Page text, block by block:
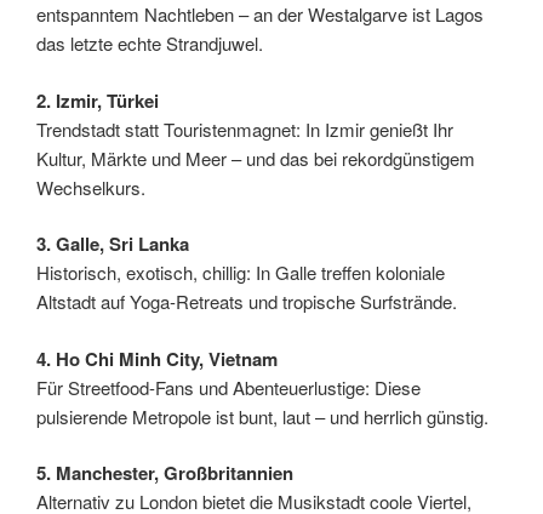
entspanntem Nachtleben – an der Westalgarve ist Lagos
das letzte echte Strandjuwel.
2. Izmir, Türkei
Trendstadt statt Touristenmagnet: In Izmir genießt Ihr
Kultur, Märkte und Meer – und das bei rekordgünstigem
Wechselkurs.
3. Galle, Sri Lanka
Historisch, exotisch, chillig: In Galle treffen koloniale
Altstadt auf Yoga-Retreats und tropische Surfstrände.
4. Ho Chi Minh City, Vietnam
Für Streetfood-Fans und Abenteuerlustige: Diese
pulsierende Metropole ist bunt, laut – und herrlich günstig.
5. Manchester, Großbritannien
Alternativ zu London bietet die Musikstadt coole Viertel,